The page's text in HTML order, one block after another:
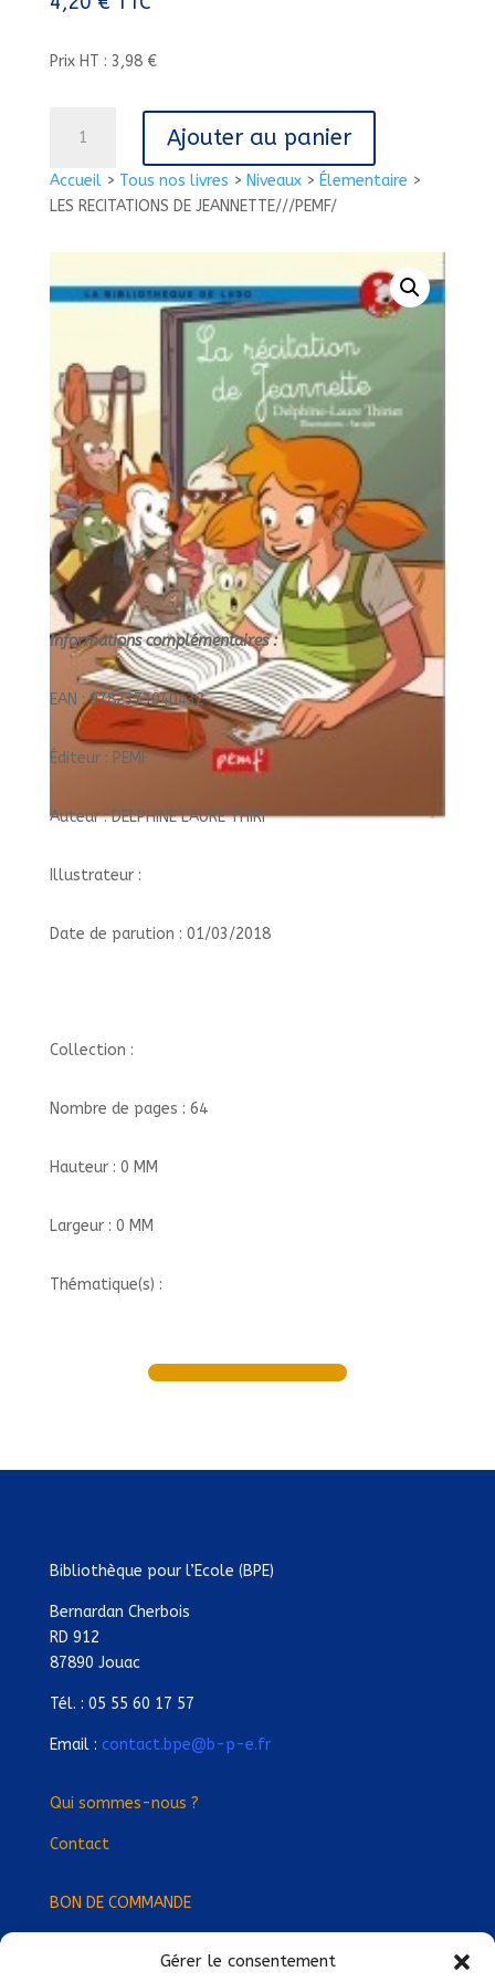
Gérer le consentement
Accueil> Tous nos livres > Niveaux> Élementaire >
LES RECITATIONS DE JEANNETTE///PEMF/
Prix HT : 3,98 €
LES
RECITATIONS
Ajouter au panier
Informations complémentaires :
EAN : 9782373040432
Éditeur : PEMF
Auteur : DELPHINE LAURE THIRI
Illustrateur :
Date de parution : 01/03/2018
Collection :
Nombre de pages : 64
Hauteur : 0 MM
Largeur : 0 MM
Thématique(s) :
Bibliothèque pour l’Ecole (BPE)
Bernardan Cherbois
RD 912
87890 Jouac
Tél. : 05 55 60 17 57
Email : contact.bpe@b-p-e.fr
Qui sommes-nous ?
Contact
BON DE COMMANDE
Devenez Délégué·e Régional·e !